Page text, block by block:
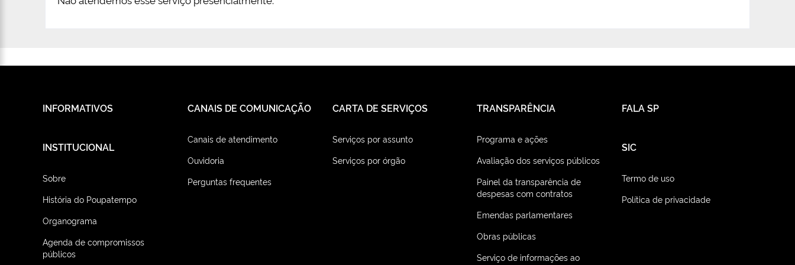
INFORMATIVOS CANAIS DE COMUNICAÇÃO
Canais de atendimento
Ouvidoria
Perguntas frequentes
CARTA DE SERVIÇOS
Serviços por assunto
Serviços por órgão
TRANSPARÊNCIA
Programa e ações
Avaliação dos serviços públicos
Painel da transparência de
despesas com contratos
Emendas parlamentares
Obras públicas
Serviço de informações ao
FALA SP
INSTITUCIONAL
Sobre
História do Poupatempo
Organograma
Agenda de compromissos
públicos
SIC
Termo de uso
Política de privacidade